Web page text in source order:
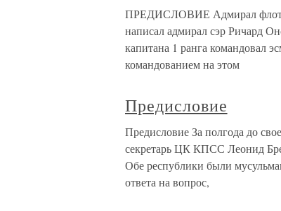
ПРЕДИСЛОВИЕ Адмирал флота
написал адмирал сэр Ричард
капитана 1 ранга командовал
командованием на этом
Предисловие
Предисловие За полгода до
секретарь ЦК КПСС Леонид
Обе республики были
ответа на вопрос,